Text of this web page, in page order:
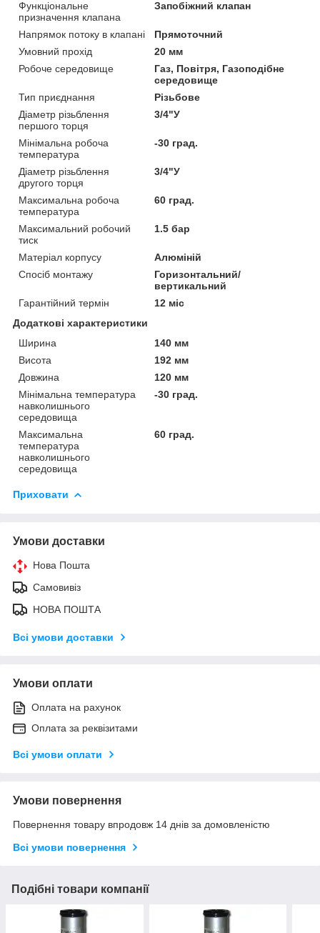
Функціональне
призначення клапана
Запобіжний клапан
Напрямок потоку в клапані
Прямоточний
Умовний прохід
20 мм
Робоче середовище
Газ, Повітря, Газоподібне
середовище
Тип приєднання
Різьбове
Діаметр різьблення
першого торця
3/4"У
Мінімальна робоча
температура
-30 град.
Діаметр різьблення
другого торця
3/4"У
Максимальна робоча
температура
60 град.
Максимальний робочий
тиск
1.5 бар
Матеріал корпусу
Алюміній
Спосіб монтажу
Горизонтальний/
вертикальний
Гарантійний термін
12 міс
Додаткові характеристики
Ширина
140 мм
Висота
192 мм
Довжина
120 мм
Мінімальна температура
навколишнього
середовища
-30 град.
Максимальна
температура
навколишнього
середовища
60 град.
Приховати
Умови доставки
Нова Пошта
Самовивіз
НОВА ПОШТА
Всі умови доставки
Умови оплати
Оплата на рахунок
Оплата за реквізитами
Всі умови оплати
Умови повернення
Повернення товару впродовж 14 днів за домовленістю
Всі умови повернення
Подібні товари компанії